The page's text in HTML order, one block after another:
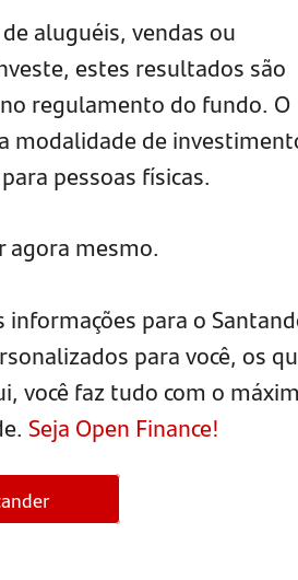
aluguéis, vendas ou
estes resultados são
regulamento do fundo. O
modalidade de
pessoas físicas.
agora mesmo.
informações para o
para você, os
você faz tudo com o
Seja Open Finance!